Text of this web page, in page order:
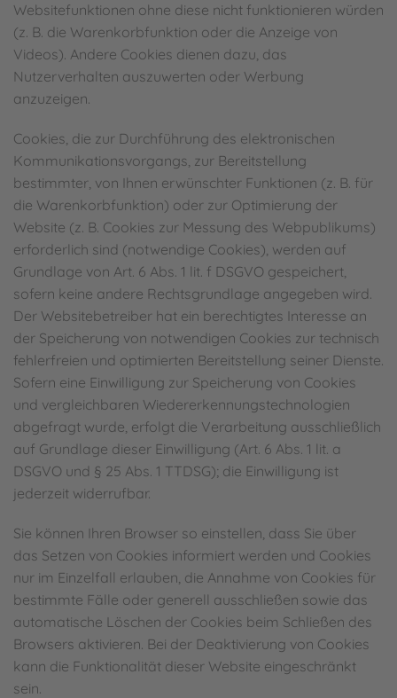
Websitefunktionen ohne diese nicht funktionieren würden
(z. B. die Warenkorbfunktion oder die Anzeige von
Videos). Andere Cookies dienen dazu, das
Nutzerverhalten auszuwerten oder Werbung
anzuzeigen.
Cookies, die zur Durchführung des elektronischen
Kommunikationsvorgangs, zur Bereitstellung
bestimmter, von Ihnen erwünschter Funktionen (z. B. für
die Warenkorbfunktion) oder zur Optimierung der
Website (z. B. Cookies zur Messung des Webpublikums)
erforderlich sind (notwendige Cookies), werden auf
Grundlage von Art. 6 Abs. 1 lit. f DSGVO gespeichert,
sofern keine andere Rechtsgrundlage angegeben wird.
Der Websitebetreiber hat ein berechtigtes Interesse an
der Speicherung von notwendigen Cookies zur technisch
fehlerfreien und optimierten Bereitstellung seiner Dienste.
Sofern eine Einwilligung zur Speicherung von Cookies
und vergleichbaren Wiedererkennungstechnologien
abgefragt wurde, erfolgt die Verarbeitung ausschließlich
auf Grundlage dieser Einwilligung (Art. 6 Abs. 1 lit. a
DSGVO und § 25 Abs. 1 TTDSG); die Einwilligung ist
jederzeit widerrufbar.
Sie können Ihren Browser so einstellen, dass Sie über
das Setzen von Cookies informiert werden und Cookies
nur im Einzelfall erlauben, die Annahme von Cookies für
bestimmte Fälle oder generell ausschließen sowie das
automatische Löschen der Cookies beim Schließen des
Browsers aktivieren. Bei der Deaktivierung von Cookies
kann die Funktionalität dieser Website eingeschränkt
sein.